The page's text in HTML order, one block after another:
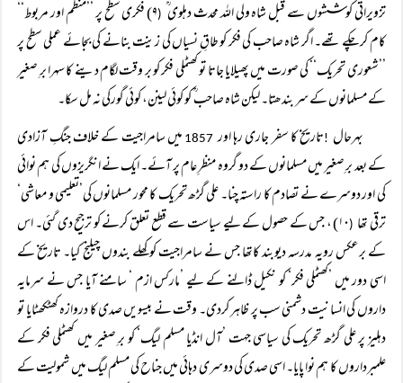
تزویراتی کوششوں سے قبل شاہ ولی اللہ محدث دہلوی ؒ ( ۹) فکری سطح پر ’’منظم اور مربوط‘‘
کام کر چکے تھے۔ اگر شاہ صاحب کی فکر کو طاقِ نسیاں کی زینت بنانے کی بجائے عملی سطح پر
’’شعوری تحریک‘‘ کی صورت میں پھیلایا جاتا تو کھٹملی فکر کو بر وقت لگام دینے کا سہرا برِ صغیر
کے مسلمانوں کے سر بندھتا۔ لیکن شاہ صاحب ؒ کو کوئی لینن، کوئی گورکی نہ مل سکا۔
بہرحال !تاریخ کا سفر جاری رہا اور1857
میں سامراجیت کے خلاف جنگِ آزادی
کے بعد برِ صغیر میں مسلمانوں کے دو گروہ منظرِ عام پر آئے۔ ایک نے انگریزوں کی ہم نوائی
کی اور دوسرے نے تصادم کا راستہ چنا۔ علی گڑھ تحریک کا محور مسلمانوں کی’تعلیمی و معاشی‘
ترقی تھا (
۱۰) ، جس کے حصول کے لیے سیاست سے قطع تعلق کرنے کو ترجیح دی گئی۔ اس
کے برعکس رویہ مدرسہ دیوبند کاتھا جس نے سامراجیت کو کھلے بندوں چیلنج کیا۔ تاریخ کے
اسی دور میں ’کھٹملی فکر‘ کو نکیل ڈالنے کے لیے ’مارکس ازم ‘ سامنے آیا جس نے سرمایہ
داروں کی انسانیت دشمنی سب پر ظاہر کردی۔ وقت نے بیسویں صدی کا دروازہ کھٹکھٹایا تو
دہلیز پر علی گڑھ تحریک کی سیاسی جہت ’آل انڈیا مسلم لیگ‘ کو برِ صغیر میں کھٹملی فکر کے
علمبرداروں کا ہم نوا پایا۔ اسی صدی کی دوسری دہائی میں جناح کی مسلم لیگ میں شمولیت کے